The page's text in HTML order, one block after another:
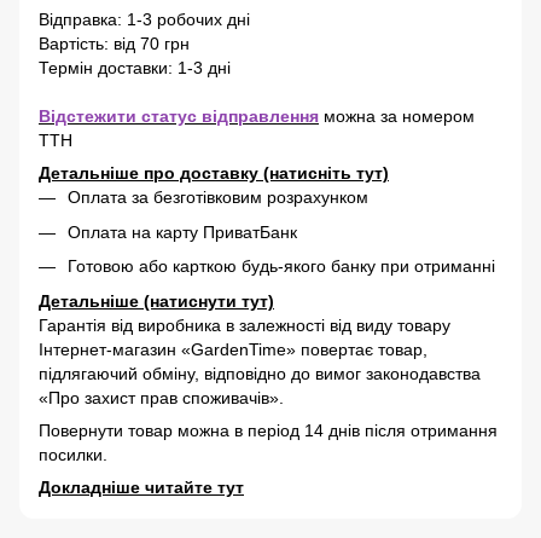
Відправка: 1-3 робочих дні
Вартість: від 70 грн
Термін доставки: 1-3 дні
Відстежити статус відправлення можна за номером
ТТН
Детальніше про доставку (натисніть тут)
Оплата за безготівковим розрахунком
Оплата на карту ПриватБанк
Готовою або карткою будь-якого банку при отриманні
Детальніше (натиснути тут)
Гарантія від виробника в залежності від виду товару
Інтернет-магазин «GardenTime» повертає товар,
підлягаючий обміну, відповідно до вимог законодавства
«Про захист прав споживачів».
Повернути товар можна в період 14 днів після отримання
посилки.
Докладніше читайте тут